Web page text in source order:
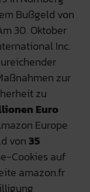
Bußgeld von
30. Oktober
Inc.
zur
zu
Euro
Europe
von35
Cookies auf
amazon.fr